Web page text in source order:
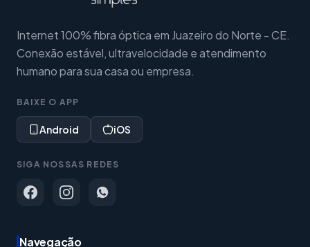
Internet 100% fibra óptica em Juazeiro do Norte - CE.
Conexão estável, ultravelocidade e atendimento
humano para sua casa ou empresa.
BAIXE O APP
Android iOS
SIGA NOSSAS REDES
Navegação